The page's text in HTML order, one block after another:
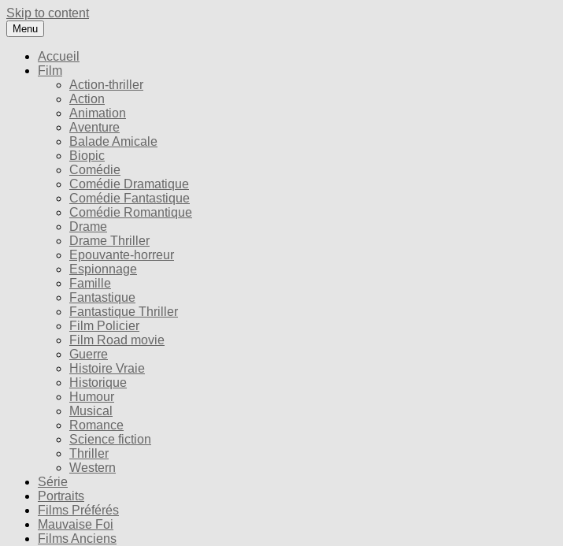
Skip to content
Menu
Accueil
Film
Action-thriller
Action
Animation
Aventure
Balade Amicale
Biopic
Comédie
Comédie Dramatique
Comédie Fantastique
Comédie Romantique
Drame
Drame Thriller
Epouvante-horreur
Espionnage
Famille
Fantastique
Fantastique Thriller
Film Policier
Film Road movie
Guerre
Histoire Vraie
Historique
Humour
Musical
Romance
Science fiction
Thriller
Western
Série
Portraits
Films Préférés
Mauvaise Foi
Films Anciens